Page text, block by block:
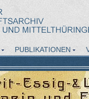
PUBLIKATIONEN